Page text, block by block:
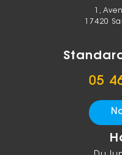
1,
17420
05